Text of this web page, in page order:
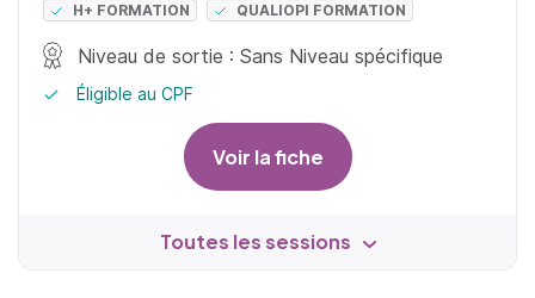
H+ FORMATION QUALIOPI FORMATION
Niveau de sortie : Sans Niveau spécifique
Éligible au CPF
Voir la fiche
Toutes les sessions